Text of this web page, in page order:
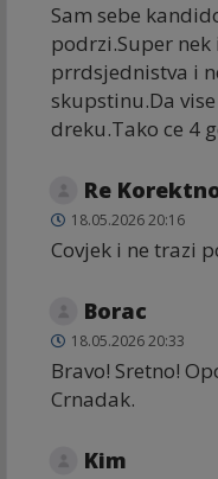
Sam sebe
podrzi.Super
prrdsjednistva i
skupstinu.Da
dreku.Tako ce 4
Re
18.05.2026 20:16
Covjek i ne trazi
Borac
18.05.2026 20:33
Bravo! Sretno!
Crnadak.
Kim